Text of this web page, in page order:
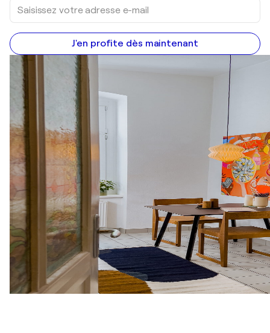
J'en profite dès maintenant